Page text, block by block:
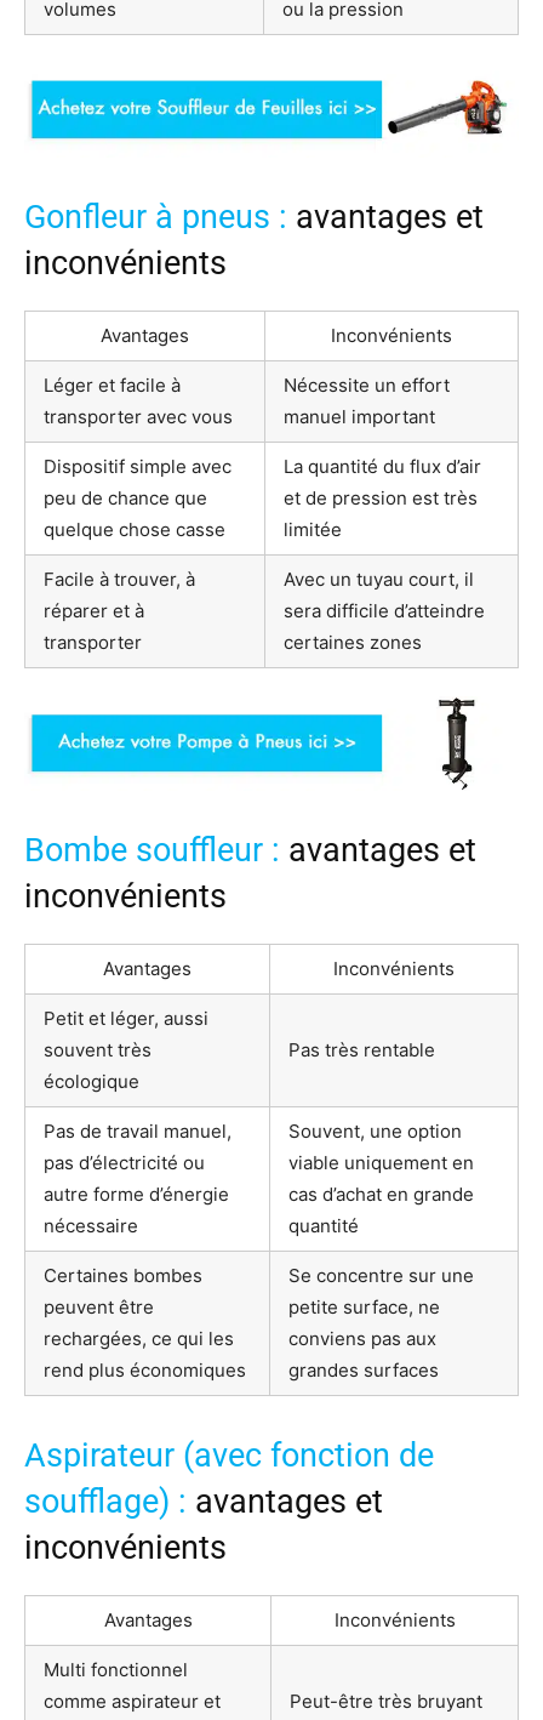
volumes ou la pression
Gonfleur à pneus : avantages et
inconvénients
Avantages Inconvénients
Léger et facile à
transporter avec vous
Nécessite un effort
manuel important
Dispositif simple avec
peu de chance que
quelque chose casse
La quantité du flux d’air
et de pression est très
limitée
Facile à trouver, à
réparer et à
transporter
Avec un tuyau court, il
sera difficile d’atteindre
certaines zones
Bombe souffleur : avantages et
inconvénients
Avantages Inconvénients
Petit et léger, aussi
souvent très
écologique
Pas très rentable
Pas de travail manuel,
pas d’électricité ou
autre forme d’énergie
nécessaire
Souvent, une option
viable uniquement en
cas d’achat en grande
quantité
Certaines bombes
peuvent être
rechargées, ce qui les
rend plus économiques
Se concentre sur une
petite surface, ne
conviens pas aux
grandes surfaces
Aspirateur (avec fonction de
soufflage) : avantages et
inconvénients
Avantages Inconvénients
Multi fonctionnel
comme aspirateur et
Peut-être très bruyant